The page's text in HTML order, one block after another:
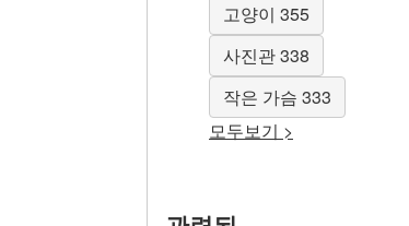
고양이 355
사진관 338
작은 가슴 333
모두보기 >